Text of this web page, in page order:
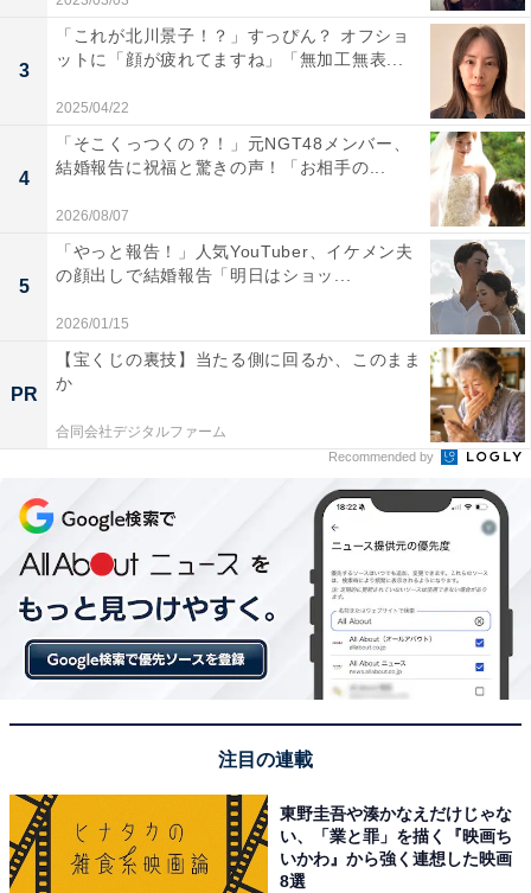
3
「これが北川景子！？」すっぴん？ オフショ
ットに「顔が疲れてますね」「無加工無表...
2025/04/22
4
「そこくっつくの？！」元NGT48メンバー、
結婚報告に祝福と驚きの声！「お相手の...
2026/08/07
5
「やっと報告！」人気YouTuber、イケメン夫
の顔出しで結婚報告「明日はショッ...
2026/01/15
PR
【宝くじの裏技】当たる側に回るか、このまま
か
合同会社デジタルファーム
Recommended by
注目の連載
東野圭吾や湊かなえだけじゃな
い、「業と罪」を描く『映画ち
いかわ』から強く連想した映画
8選